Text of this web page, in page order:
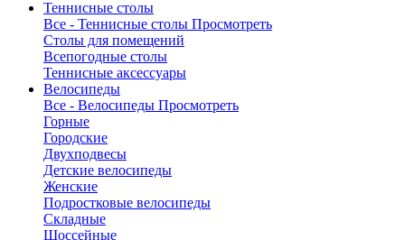
Теннисные столы
Все - Теннисные столы Просмотреть
Столы для помещений
Всепогодные столы
Теннисные аксессуары
Велосипеды
Все - Велосипеды Просмотреть
Горные
Городские
Двухподвесы
Детские велосипеды
Женские
Подростковые велосипеды
Складные
Шоссейные